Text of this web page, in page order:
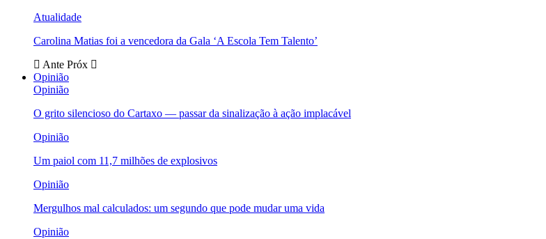
Atualidade
Carolina Matias foi a vencedora da Gala ‘A Escola Tem Talento’
Ante Próx
Opinião
Opinião
O grito silencioso do Cartaxo — passar da sinalização à ação implacável
Opinião
Um paiol com 11,7 milhões de explosivos
Opinião
Mergulhos mal calculados: um segundo que pode mudar uma vida
Opinião